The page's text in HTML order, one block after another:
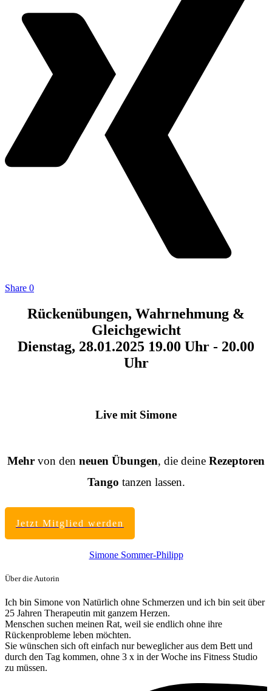
Share 0
Rückenübungen, Wahrnehmung &
Gleichgewicht
Dienstag, 28.01.2025 19.00 Uhr - 20.00
Uhr
Live mit Simone
Mehr von den neuen Übungen, die deine Rezeptoren
Tango tanzen lassen.
Jetzt Mitglied werden
Simone Sommer-Philipp
Über die Autorin
Ich bin Simone von Natürlich ohne Schmerzen und ich bin seit über
25 Jahren Therapeutin mit ganzem Herzen.
Menschen suchen meinen Rat, weil sie endlich ohne ihre
Rückenprobleme leben möchten.
Sie wünschen sich oft einfach nur beweglicher aus dem Bett und
durch den Tag kommen, ohne 3 x in der Woche ins Fitness Studio
zu müssen.